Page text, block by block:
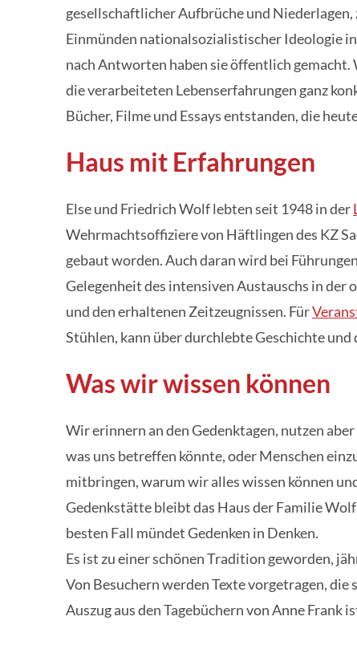
gesellschaftlicher Aufbrüche und Niederlagen,
Einmünden nationalsozialistischer Ideologie
nach Antworten haben sie öffentlich
die verarbeiteten Lebenserfahrungen ganz
Bücher, Filme und Essays entstanden, die
Haus mit Erfahrungen
Else und Friedrich Wolf lebten seit 1948 in der
Wehrmachtsoffiziere von Häftlingen des KZ
gebaut worden. Auch daran wird bei
Gelegenheit des intensiven Austauschs in
und den erhaltenen Zeitzeugnissen. Für
Stühlen, kann über durchlebte Geschichte
Was wir wissen können
Wir erinnern an den Gedenktagen, nutzen
was uns betreffen könnte, oder Menschen
mitbringen, warum wir alles wissen können
Gedenkstätte bleibt das Haus der Familie
besten Fall mündet Gedenken in Denken.
Es ist zu einer schönen Tradition geworden,
Von Besuchern werden Texte vorgetragen,
Auszug aus den Tagebüchern von Anne Frank